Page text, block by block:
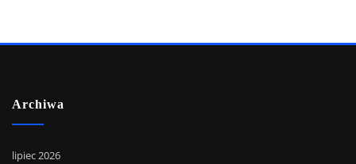
Archiwa
lipiec 2026